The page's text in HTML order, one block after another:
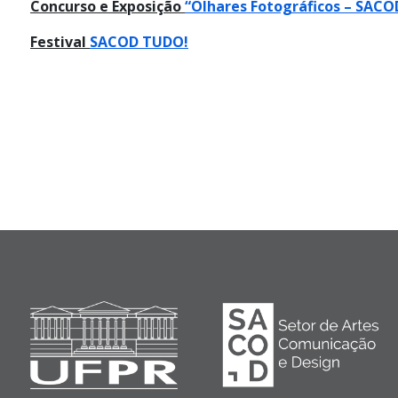
Concurso e Exposição“Olhares Fotográficos –
Festival SACOD TUDO!